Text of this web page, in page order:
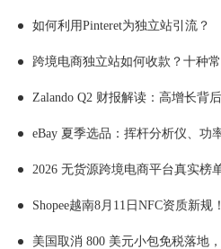
如何利用Pinteret为独立站引流？
跨境电商独立站如何收款？十种常
Zalando Q2 财报解读：高增长背
eBay 夏季选品：挥杆分析仪、功率
2026 无货源跨境电商平台真实榜
Shopee越南8月11日NFC资质新
美国取消 800 美元小包免税落地